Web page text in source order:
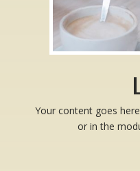
Your content goes
or in the